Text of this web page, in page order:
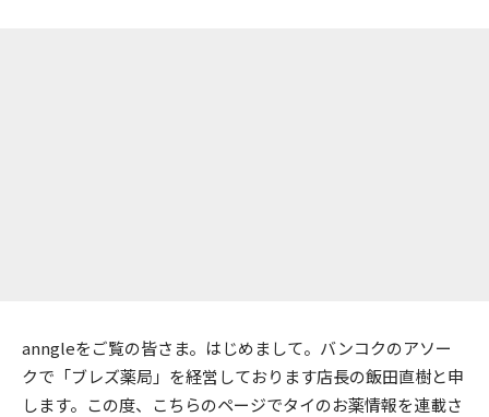
anngleをご覧の皆さま。はじめまして。バンコクのアソー
クで「ブレズ薬局」を経営しております店長の飯田直樹と申
します。この度、こちらのページでタイのお薬情報を連載さ